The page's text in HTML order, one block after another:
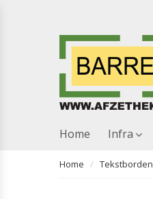
Home Infra
Home Tekstborden